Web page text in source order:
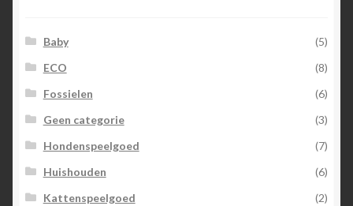
Baby
(5)
ECO
(8)
Fossielen
(6)
Geen categorie
(3)
Hondenspeelgoed
(7)
Huishouden
(6)
Kattenspeelgoed
(2)